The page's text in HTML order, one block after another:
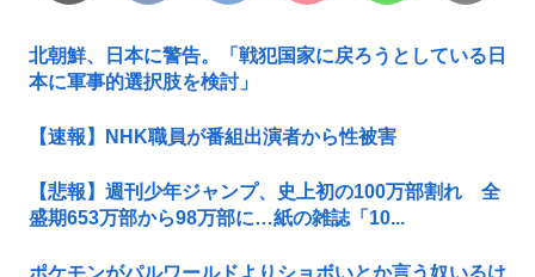
北朝鮮、日本に警告。「戦犯国家に戻ろうとしている日
本に軍事的選択肢を検討」
【速報】NHK職員が番組出演者から性被害
【悲報】週刊少年ジャンプ、史上初の100万部割れ 全
盛期653万部から98万部に…紙の雑誌「10...